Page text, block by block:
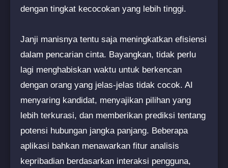
dengan tingkat kecocokan yang lebih tinggi.
Janji manisnya tentu saja meningkatkan efisiensi
dalam pencarian cinta. Bayangkan, tidak perlu
lagi menghabiskan waktu untuk berkencan
dengan orang yang jelas-jelas tidak cocok. AI
menyaring kandidat, menyajikan pilihan yang
lebih terkurasi, dan memberikan prediksi tentang
potensi hubungan jangka panjang. Beberapa
aplikasi bahkan menawarkan fitur analisis
kepribadian berdasarkan interaksi pengguna,